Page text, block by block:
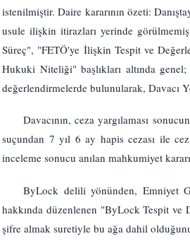
istenilmiştir. Daire kararının özeti:
usule ilişkin itirazları yerinde
Süreç", "FETÖ'ye İlişkin Tespit ve
Hukuki Niteliği" başlıkları altında
değerlendirmelerde bulunularak, Davacı
Davacının, ceza yargılaması
suçundan 7 yıl 6 ay hapis cezası ile
inceleme sonucu anılan mahkumiyet
ByLock delili yönünden, Emniyet
hakkında düzenlenen "ByLock Tespit ve
şifre almak suretiyle bu ağa dahil